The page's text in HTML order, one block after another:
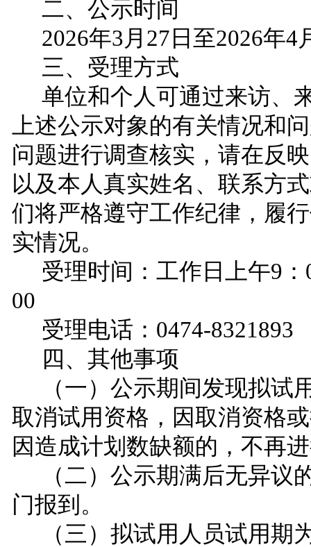
二、公示时间
2026年3月 27 日至2026年4
三、受理方式
单位和个人可通过来访、
上述公示对象的有关情况和
问题进行调查核实，请在反
以及本人真实姓名、联系方
们将严格遵守工作纪律，履
实情况。
受理时间：工作日上午9：
00
受理电话： 0474-8321893
四、其他事项
（一）公示期间发现拟试
取消试用 资格，因取消资格
因造成计划数缺额的， 不再
（二）公示期满后无异议
门报到。
（三）拟试用 人员试用期